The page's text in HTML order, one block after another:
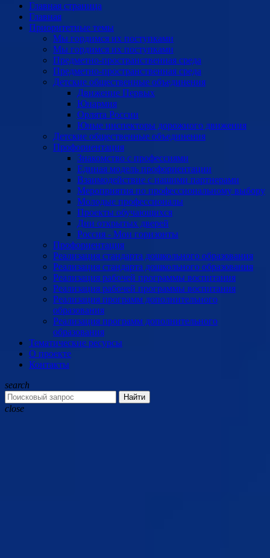
Главная страница
Главная
Приоритетные темы
Мы гордимся их поступками
Мы гордимся их поступками
Предметно-пространственная среда
Предметно-пространственная среда
Детские общественные объединения
Движение Первых
Юнармия
Орлята России
Юные инспекторы дорожного движения
Детские общественные объединения
Профориентация
Знакомство с профессиями
Единая модель профориентации
Взаимодействие с нашими партнерами
Мероприятия по профессиональному выбору
Молодые профессионалы
Проекты обучающихся
Дни открытых дверей
Россия - Мои горизонты
Профориентация
Реализация стандарта дошкольного образования
Реализация стандарта дошкольного образования
Реализация рабочей программы воспитания
Реализация рабочей программы воспитания
Реализация программ дополнительного
образования
Реализация программ дополнительного
образования
Тематические ресурсы
О проекте
Контакты
search
Найти
close